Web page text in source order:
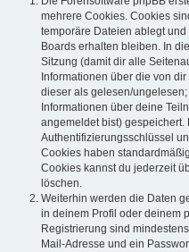
mehrere Cookies. Cookies
temporäre Dateien ablegt
Boards erhalten bleiben. In
Sitzung (damit dir alle
Informationen über die von
dieser als gelesen/
Informationen über deine
angemeldet bist)
Authentifizierungsschlüssel
Cookies haben
Cookies kannst du jederzeit
löschen.
Weiterhin werden die Daten
in deinem Profil oder deinem
Registrierung sind
Mail-Adresse und ein